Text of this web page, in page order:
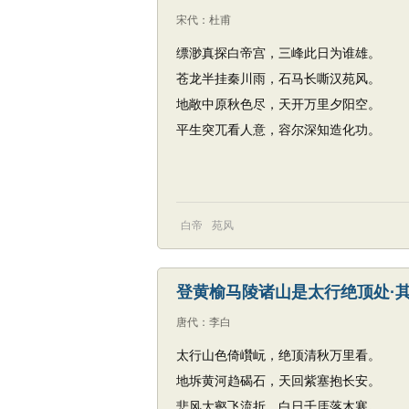
宋代 ： 杜甫
缥渺真探白帝宫，三峰此日为谁雄。
苍龙半挂秦川雨，石马长嘶汉苑风。
地敞中原秋色尽，天开万里夕阳空。
平生突兀看人意，容尔深知造化功。
白帝 苑风
登黄榆马陵诸山是太行绝顶处·
唐代 ： 李白
太行山色倚巑岏，绝顶清秋万里看。
地坼黄河趋碣石，天回紫塞抱长安。